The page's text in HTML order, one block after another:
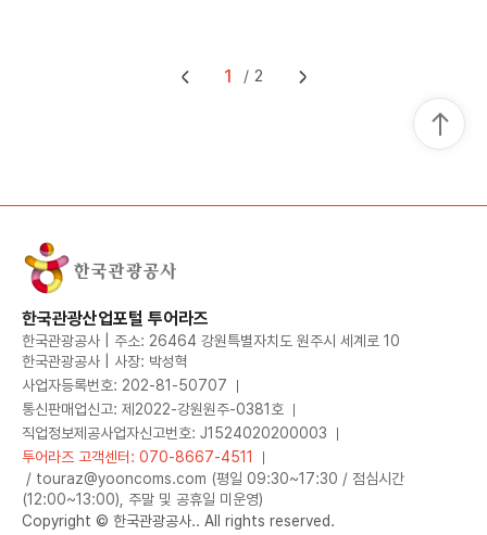
1 2
한국관광산업포털 투어라즈
한국관광공사 | 주소: 26464 강원특별자치도 원주시 세계로 10
한국관광공사 | 사장: 박성혁
사업자등록번호: 202-81-50707
통신판매업신고: 제2022-강원원주-0381호
직업정보제공사업자신고번호: J1524020200003
투어라즈 고객센터: 070-8667-4511
/ touraz@yooncoms.com (평일 09:30~17:30 / 점심시간
(12:00~13:00), 주말 및 공휴일 미운영)
Copyright © 한국관광공사.. All rights reserved.